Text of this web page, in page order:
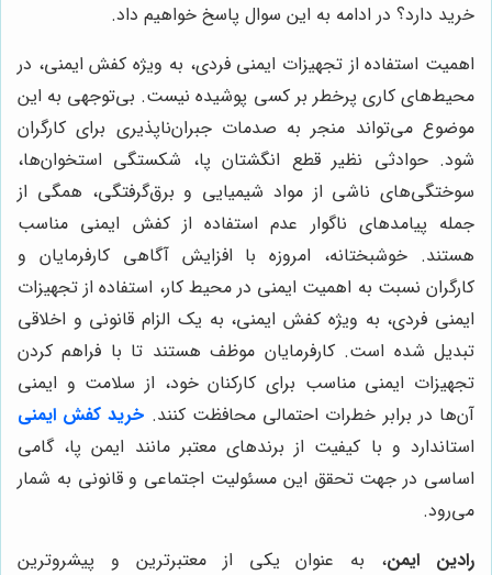
خرید دارد؟ در ادامه به این سوال پاسخ خواهیم داد.
اهمیت استفاده از تجهیزات ایمنی فردی، به ویژه کفش ایمنی، در
محیط‌های کاری پرخطر بر کسی پوشیده نیست. بی‌توجهی به این
موضوع می‌تواند منجر به صدمات جبران‌ناپذیری برای کارگران
شود. حوادثی نظیر قطع انگشتان پا، شکستگی استخوان‌ها،
سوختگی‌های ناشی از مواد شیمیایی و برق‌گرفتگی، همگی از
جمله پیامدهای ناگوار عدم استفاده از کفش ایمنی مناسب
هستند. خوشبختانه، امروزه با افزایش آگاهی کارفرمایان و
کارگران نسبت به اهمیت ایمنی در محیط کار، استفاده از تجهیزات
ایمنی فردی، به ویژه کفش ایمنی، به یک الزام قانونی و اخلاقی
تبدیل شده است. کارفرمایان موظف هستند تا با فراهم کردن
تجهیزات ایمنی مناسب برای کارکنان خود، از سلامت و ایمنی
آن‌ها در برابر خطرات احتمالی محافظت کنند. خرید کفش ایمنی
استاندارد و با کیفیت از برندهای معتبر مانند ایمن پا، گامی
اساسی در جهت تحقق این مسئولیت اجتماعی و قانونی به شمار
می‌رود.
رادین ایمن، به عنوان یکی از معتبرترین و پیشروترین